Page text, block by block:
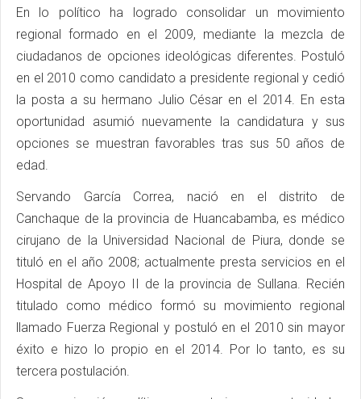
En lo político ha logrado consolidar un movimiento
regional formado en el 2009, mediante la mezcla de
ciudadanos de opciones ideológicas diferentes. Postuló
en el 2010 como candidato a presidente regional y cedió
la posta a su hermano Julio César en el 2014. En esta
oportunidad asumió nuevamente la candidatura y sus
opciones se muestran favorables tras sus 50 años de
edad.
Servando García Correa, nació en el distrito de
Canchaque de la provincia de Huancabamba, es médico
cirujano de la Universidad Nacional de Piura, donde se
tituló en el año 2008; actualmente presta servicios en el
Hospital de Apoyo II de la provincia de Sullana. Recién
titulado como médico formó su movimiento regional
llamado Fuerza Regional y postuló en el 2010 sin mayor
éxito e hizo lo propio en el 2014. Por lo tanto, es su
tercera postulación.